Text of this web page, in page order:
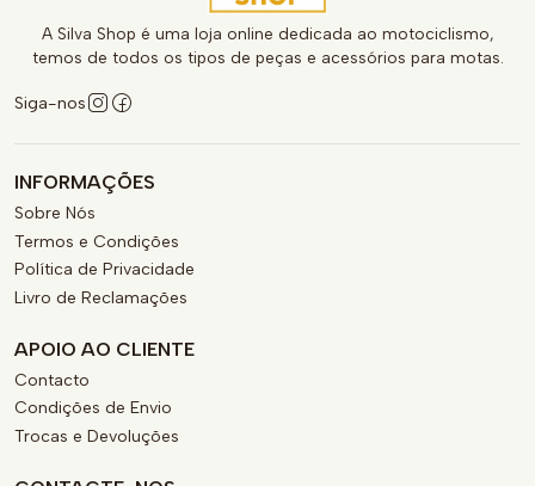
A Silva Shop é uma loja online dedicada ao motociclismo,
temos de todos os tipos de peças e acessórios para motas.
Siga-nos
INFORMAÇÕES
Sobre Nós
Termos e Condições
Política de Privacidade
Livro de Reclamações
APOIO AO CLIENTE
Contacto
Condições de Envio
Trocas e Devoluções